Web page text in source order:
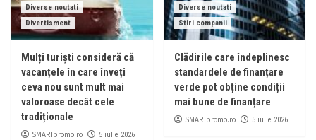
Diverse noutati
Divertisment
Mulți turiști consideră că
vacanțele în care înveți
ceva nou sunt mult mai
valoroase decât cele
tradiționale
SMARTpromo.ro 5 iulie 2026
Diverse noutati
Stiri companii
Clădirile care îndeplinesc
standardele de finanțare
verde pot obține condiții
mai bune de finanțare
SMARTpromo.ro 5 iulie 2026